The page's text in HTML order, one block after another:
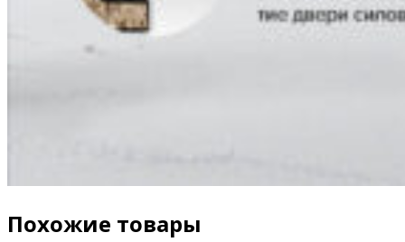
Похожие товары